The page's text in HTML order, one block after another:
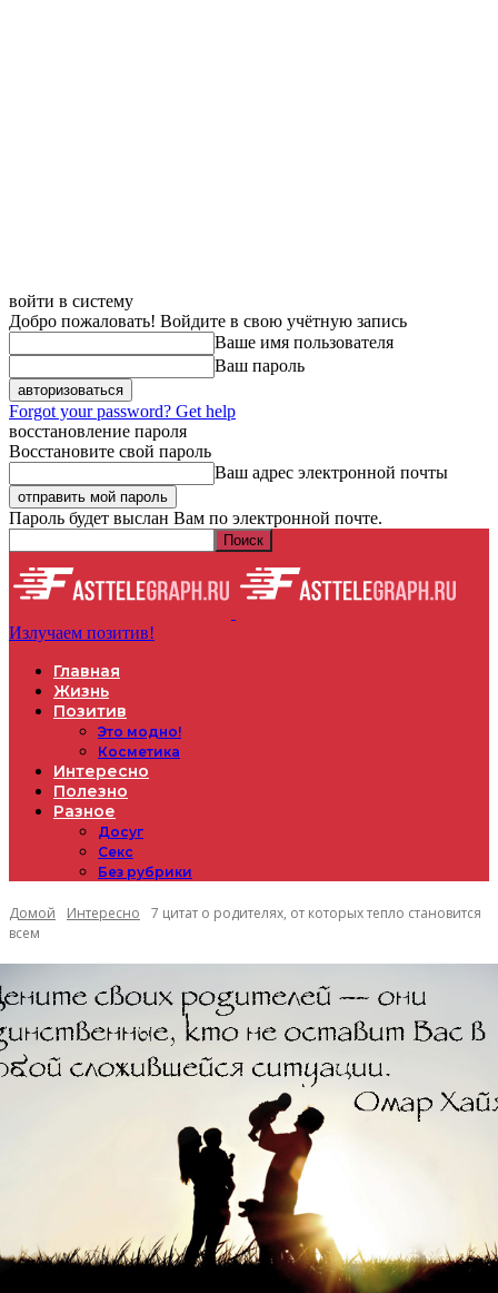
войти в систему
Добро пожаловать! Войдите в свою учётную запись
Ваше имя пользователя
Ваш пароль
Forgot your password? Get help
восстановление пароля
Восстановите свой пароль
Ваш адрес электронной почты
Пароль будет выслан Вам по электронной почте.
Излучаем позитив!
Главная
Жизнь
Позитив
Это модно!
Косметика
Интересно
Полезно
Разное
Досуг
Секс
Без рубрики
Домой Интересно
7 цитат о родителях, от которых тепло становится
всем